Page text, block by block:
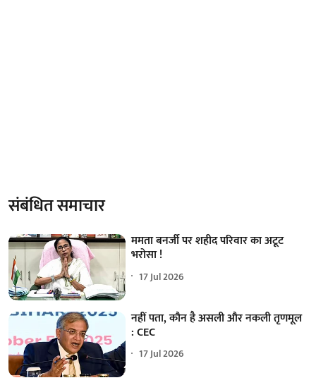
संबंधित समाचार
ममता बनर्जी पर शहीद परिवार का अटूट
भरोसा !
17 Jul 2026
नहीं पता, कौन है असली और नकली तृणमूल
: CEC
17 Jul 2026